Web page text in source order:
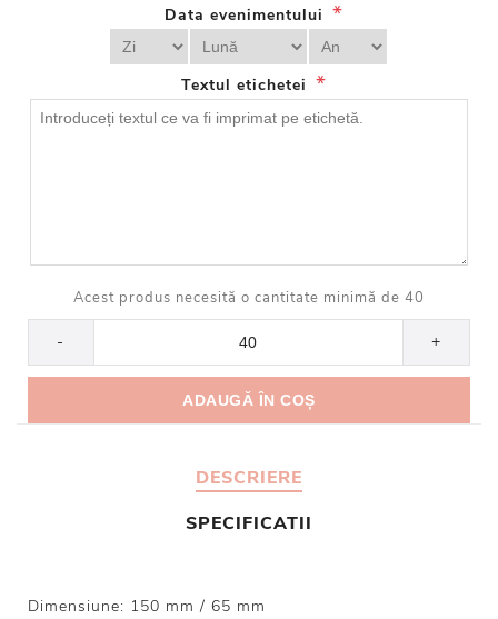
Data evenimentului *
Textul etichetei *
Acest produs necesită o cantitate minimă de 40
- +
DESCRIERE
SPECIFICATII
Dimensiune: 150 mm / 65 mm